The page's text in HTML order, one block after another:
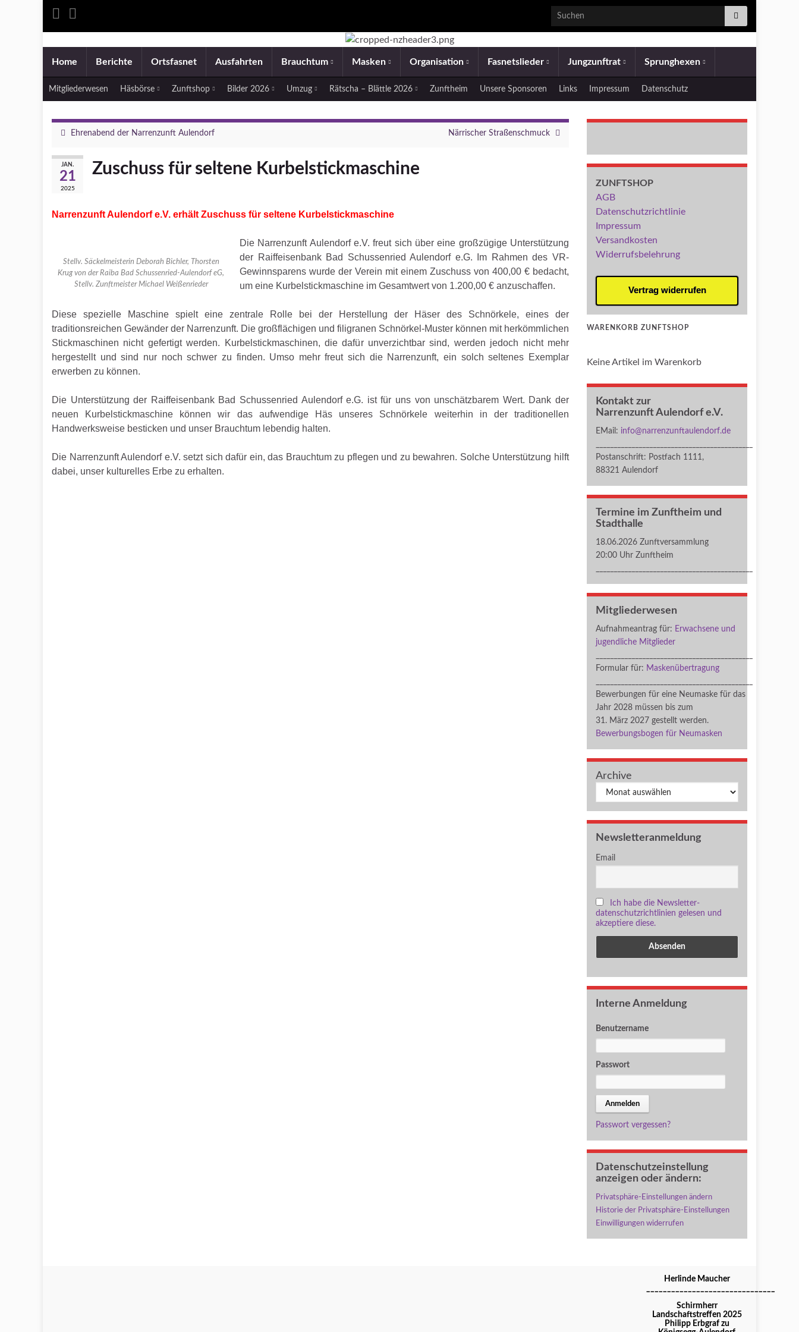
Search for:
Home Berichte Ortsfasnet Ausfahrten Brauchtum Masken Organisation Fasnetslieder Jungzunftrat Sprunghexen
Mitgliederwesen Häsbörse Zunftshop Bilder 2026 Umzug Rätscha – Blättle 2026 Zunftheim Unsere Sponsoren Links Impressum Datenschutz
Ehrenabend der Narrenzunft Aulendorf Närrischer Straßenschmuck
JAN.
21
2025
Zuschuss für seltene Kurbelstickmaschine
Narrenzunft Aulendorf e.V. erhält Zuschuss für seltene Kurbelstickmaschine
Stellv. Säckelmeisterin Deborah Bichler, Thorsten
Krug von der Raiba Bad Schussenried-Aulendorf eG,
Stellv. Zunftmeister Michael Weißenrieder
Die Narrenzunft Aulendorf e.V. freut sich über eine großzügige Unterstützung
der Raiffeisenbank Bad Schussenried Aulendorf e.G. Im Rahmen des VR-
Gewinnsparens wurde der Verein mit einem Zuschuss von 400,00 € bedacht,
um eine Kurbelstickmaschine im Gesamtwert von 1.200,00 € anzuschaffen.
Diese spezielle Maschine spielt eine zentrale Rolle bei der Herstellung der Häser des Schnörkele, eines der
traditionsreichen Gewänder der Narrenzunft. Die großflächigen und filigranen Schnörkel-Muster können mit herkömmlichen
Stickmaschinen nicht gefertigt werden. Kurbelstickmaschinen, die dafür unverzichtbar sind, werden jedoch nicht mehr
hergestellt und sind nur noch schwer zu finden. Umso mehr freut sich die Narrenzunft, ein solch seltenes Exemplar
erwerben zu können.
Die Unterstützung der Raiffeisenbank Bad Schussenried Aulendorf e.G. ist für uns von unschätzbarem Wert. Dank der
neuen Kurbelstickmaschine können wir das aufwendige Häs unseres Schnörkele weiterhin in der traditionellen
Handwerksweise besticken und unser Brauchtum lebendig halten.
Die Narrenzunft Aulendorf e.V. setzt sich dafür ein, das Brauchtum zu pflegen und zu bewahren. Solche Unterstützung hilft
dabei, unser kulturelles Erbe zu erhalten.
ZUNFTSHOP
AGB
Datenschutzrichtlinie
Impressum
Versandkosten
Widerrufsbelehrung
Vertrag widerrufen
WARENKORB ZUNFTSHOP
Keine Artikel im Warenkorb
Kontakt zur
Narrenzunft Aulendorf e.V.
EMail: info@narrenzunftaulendorf.de
Postanschrift: Postfach 1111,
88321 Aulendorf
Termine im Zunftheim und
Stadthalle
18.06.2026 Zunftversammlung
20:00 Uhr Zunftheim
Mitgliederwesen
Aufnahmeantrag für: Erwachsene und
jugendliche Mitglieder
Formular für: Maskenübertragung
Bewerbungen für eine Neumaske für das
Jahr 2028 müssen bis zum
31. März 2027 gestellt werden.
Bewerbungsbogen für Neumasken
Archive
Archiv
Newsletteranmeldung
Email
Ich habe die Newsletter-
datenschutzrichtlinien gelesen und
akzeptiere diese.
Interne Anmeldung
Benutzername
Passwort
Passwort vergessen?
Datenschutzeinstellung
anzeigen oder ändern:
Privatsphäre-Einstellungen ändern
Historie der Privatsphäre-Einstellungen
Einwilligungen widerrufen
Herlinde Maucher
Schirmherr
Landschaftstreffen 2025
Philipp Erbgraf zu